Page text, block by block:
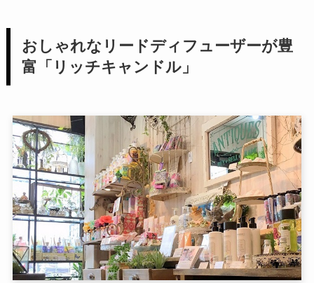
おしゃれなリードディフューザーが豊
富「リッチキャンドル」